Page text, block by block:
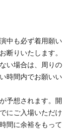
中も必ず着用願い
断りいたします。
い場合は、周りの
時間内でお願いい
予想されます。開
にご入場いただけ
間に余裕をもって